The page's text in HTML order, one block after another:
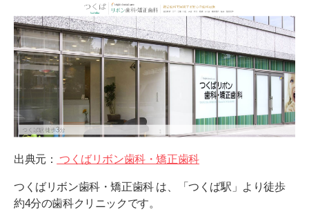
出典元： つくばリボン歯科・矯正歯科
つくばリボン歯科・矯正歯科 は、「つくば駅」より徒歩
約4分の歯科クリニックです。